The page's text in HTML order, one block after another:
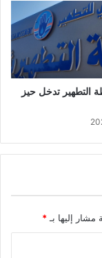
التطهير تدخل حيز
مشار إليها بـ*